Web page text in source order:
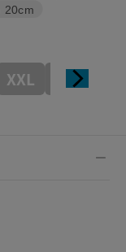
20cm
XXL XXXL